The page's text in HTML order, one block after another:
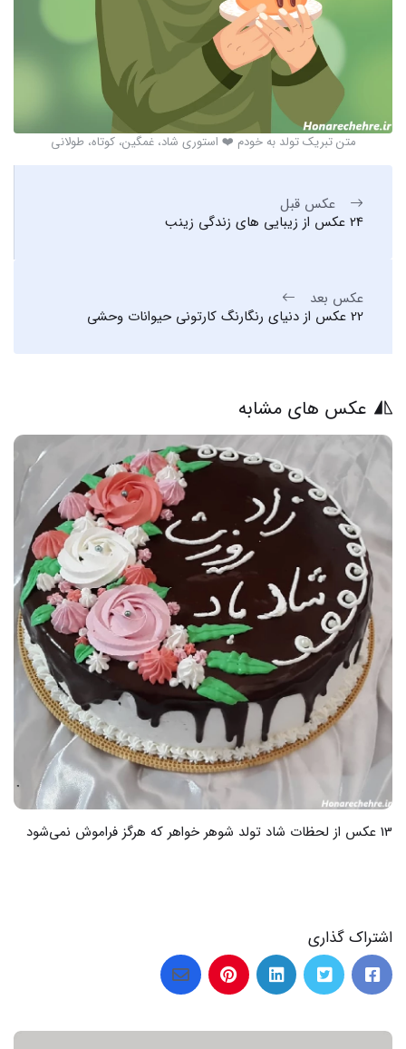
متن تبریک تولد به خودم ❤️ استوری شاد، غمگین، کوتاه، طولانی
عکس قبل
24 عکس از زیبایی های زندگی زینب
عکس بعد
22 عکس از دنیای رنگارنگ کارتونی حیوانات وحشی
عکس های مشابه
25 عکس از لحظات شیرین تولد خواهر کوچیکه
اشتراک گذاری